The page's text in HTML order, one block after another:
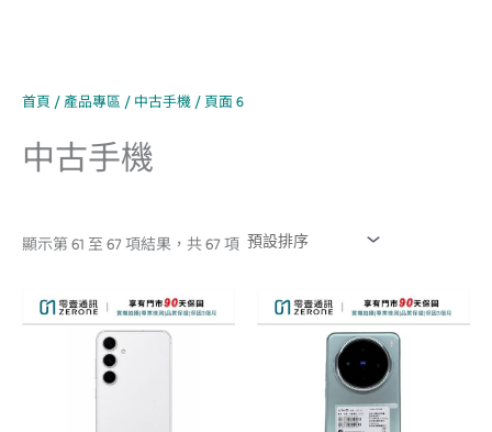
首頁 / 產品專區 / 中古手機 / 頁面 6
中古手機
顯示第 61 至 67 項結果，共 67 項